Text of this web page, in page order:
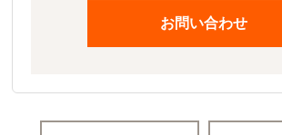
お問い合わせ